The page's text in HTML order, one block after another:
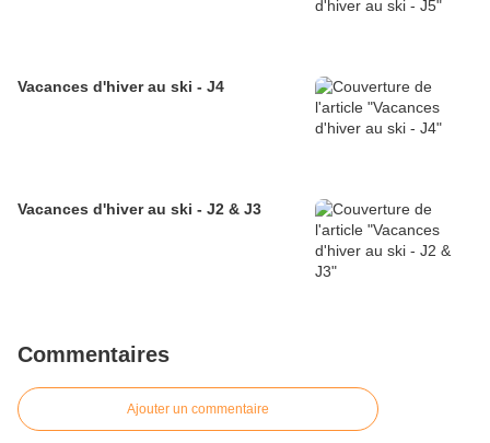
Vacances d'hiver au ski - J4
Vacances d'hiver au ski - J2 & J3
Commentaires
Ajouter un commentaire